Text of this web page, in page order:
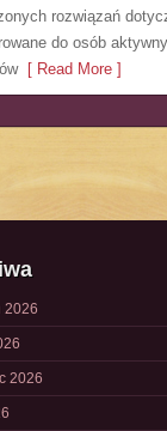
rozwiązań
do osób
[ Read More ]
2026
2026